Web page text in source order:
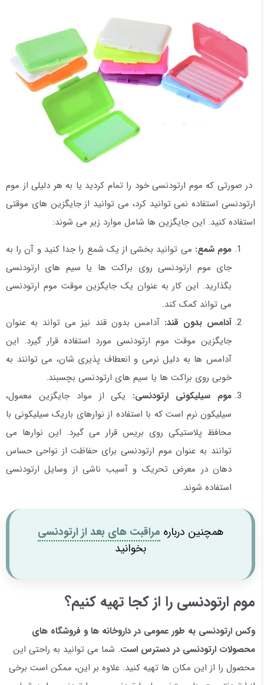
در صورتی که موم ارتودنسی خود را تمام کردید یا به هر دلیلی از موم
ارتودنسی استفاده نمی توانید کرد، می توانید از جایگزین های موقتی
استفاده کنید. این جایگزین ها شامل موارد زیر می شوند:
موم شمع: می توانید بخشی از یک شمع را جدا کنید و آن را به
جای موم ارتودنسی روی براکت ها یا سیم های ارتودنسی
بگذارید. این کار به عنوان یک جایگزین موقت موم ارتودنسی
می تواند کمک کند.
آدامس بدون قند: آدامس بدون قند نیز می تواند به عنوان
جایگزین موقت موم ارتودنسی مورد استفاده قرار گیرد. این
آدامس ها به دلیل نرمی و انعطاف پذیری شان، می توانند به
خوبی روی براکت ها یا سیم های ارتودنسی بچسبند.
موم سیلیکونی ارتودنسی: یکی از مواد جایگزین معمول،
سیلیکون نرم است که با استفاده از نوارهای باریک سیلیکونی با
محافظ پلاستیکی روی بریس قرار می گیرد. این نوارها می
توانند به عنوان موم ارتودنسی برای حفاظت از نواحی حساس
دهان در معرض تحریک و آسیب ناشی از وسایل ارتودنسی
استفاده شوند.
همچنین درباره مراقبت های بعد از ارتودنسی
بخوانید
موم ارتودنسی را از کجا تهیه کنیم؟
وکس ارتودنسی به طور عمومی در داروخانه ها و فروشگاه های
محصولات ارتودنسی در دسترس است. شما می توانید به راحتی این
محصول را از این مکان ها تهیه کنید. علاوه بر این، ممکن است برخی